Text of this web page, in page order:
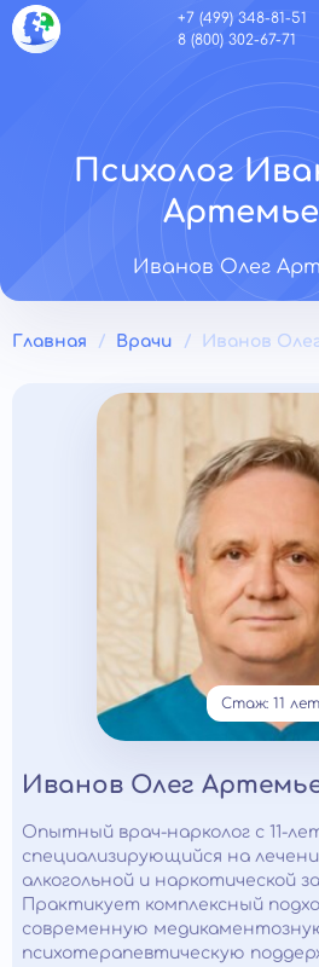
+7 (499) 348-81-51
8 (800) 302-67-71
Психолог
Иванов Олег
Главная Врачи Иванов
Стаж: 11 лет
Иванов Олег
Опытный врач-нарколог с 11-
специализирующийся на
алкогольной и наркотической
Практикует комплексный
современную
психотерапевтическую